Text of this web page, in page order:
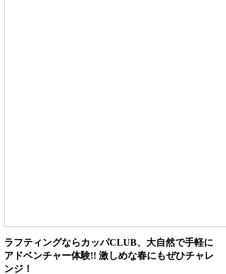
ラフティングならカッパCLUB、大自然で手軽に
アドベンチャー体験!! 激しめな春にもぜひチャレ
ンジ！